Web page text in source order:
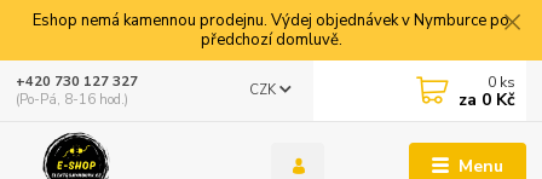
Eshop nemá kamennou prodejnu. Výdej objednávek v Nymburce po
předchozí domluvě.
Menu
CZK
+420 730 127 327
(Po-Pá, 8-16 hod.)
0 ks
za 0 Kč